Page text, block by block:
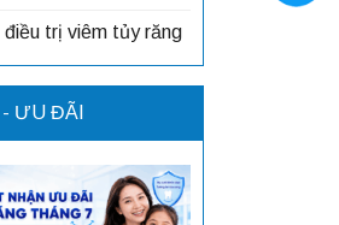
điều trị viêm tủy răng
ƯU ĐÃI